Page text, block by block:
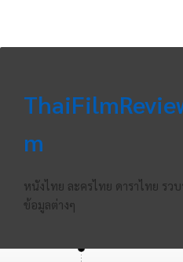
m
หนังไทย ละครไทย ดาราไทย รว
ข้อมูลต่างๆ